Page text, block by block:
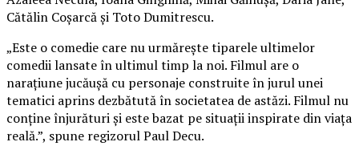
Cătălin Coșarcă și Toto Dumitrescu.
„Este o comedie care nu urmărește tiparele ultimelor
comedii lansate în ultimul timp la noi. Filmul are o
narațiune jucăușă cu personaje construite în jurul unei
tematici aprins dezbătută în societatea de astăzi. Filmul nu
conține înjurături și este bazat pe situații inspirate din viața
reală.”, spune regizorul Paul Decu.